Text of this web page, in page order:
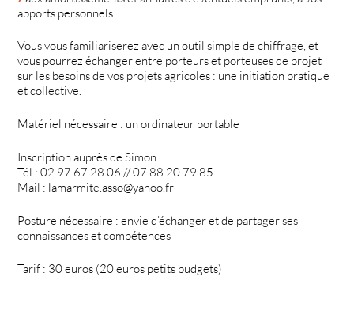
apports personnels
Vous vous familiariserez avec un outil simple de chiffrage, et
vous pourrez échanger entre porteurs et porteuses de projet
sur les besoins de vos projets agricoles : une initiation pratique
et collective.
Matériel nécessaire : un ordinateur portable
Inscription auprès de Simon
Tél : 02 97 67 28 06 // 07 88 20 79 85
Mail : lamarmite.asso@yahoo.fr
Posture nécessaire : envie d’échanger et de partager ses
connaissances et compétences
Tarif : 30 euros (20 euros petits budgets)